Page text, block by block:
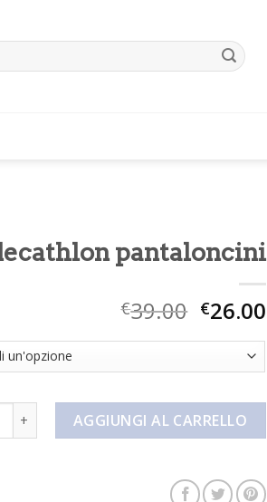
pantaloncini
€39.00 €26.00
pantaloncini quantità
AGGIUNGI AL CARRELLO